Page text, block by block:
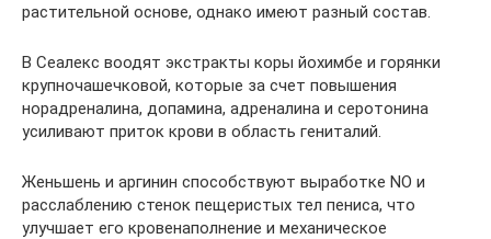
растительной основе, однако имеют разный состав.
В Сеалекс воодят экстракты коры йохимбе и горянки
крупночашечковой, которые за счет повышения
норадреналина, допамина, адреналина и серотонина
усиливают приток крови в область гениталий.
Женьшень и аргинин способствуют выработке NO и
расслаблению стенок пещеристых тел пениса, что
улучшает его кровенаполнение и механическое